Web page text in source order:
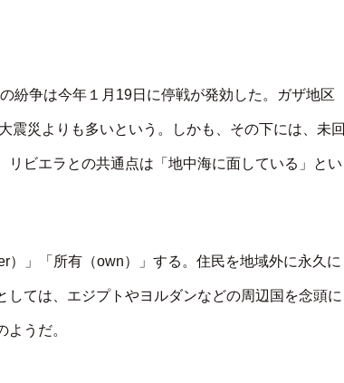
紛争は今年１月19日に停戦が発効した。ガザ地区
震災よりも多いという。しかも、その下には、未回
ビエラとの共通点は「地中海に面している」とい
」「所有（own）」する。住民を地域外に永久に
ては、エジプトやヨルダンなどの周辺国を念頭に
うだ。